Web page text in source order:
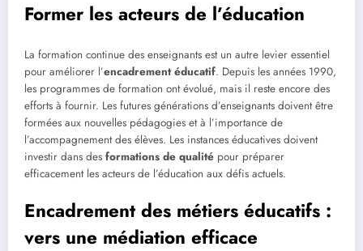
Former les acteurs de l’éducation
La formation continue des enseignants est un autre levier essentiel
pour améliorer l’encadrement éducatif. Depuis les années 1990,
les programmes de formation ont évolué, mais il reste encore des
efforts à fournir. Les futures générations d’enseignants doivent être
formées aux nouvelles pédagogies et à l’importance de
l’accompagnement des élèves. Les instances éducatives doivent
investir dans des formations de qualité pour préparer
efficacement les acteurs de l’éducation aux défis actuels.
Encadrement des métiers éducatifs :
vers une médiation efficace